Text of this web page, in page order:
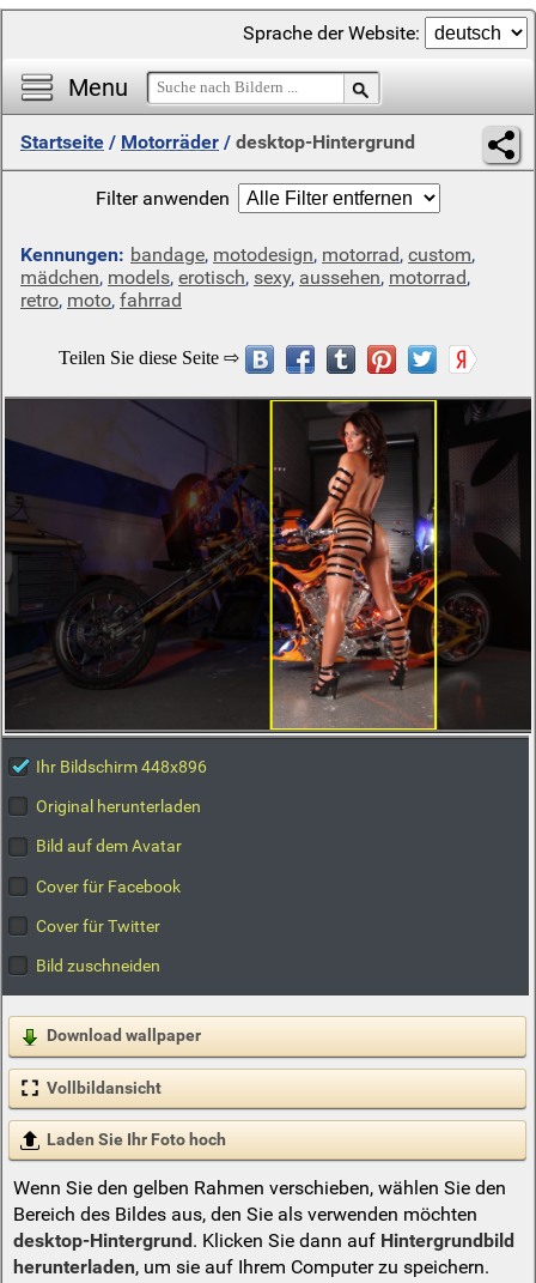
Menu
Sprache der Website:
Startseite / Motorräder / desktop-Hintergrund
Filter anwenden
Kennungen: bandage, motodesign, motorrad, custom,
mädchen, models, erotisch, sexy, aussehen, motorrad,
retro, moto, fahrrad
Ihr Bildschirm 448x896
Original herunterladen
Bild auf dem Avatar
Cover für Facebook
Cover für Twitter
Bild zuschneiden
Download wallpaper
Vollbildansicht
Laden Sie Ihr Foto hoch
Wenn Sie den gelben Rahmen verschieben, wählen Sie den
Bereich des Bildes aus, den Sie als verwenden möchten
desktop-Hintergrund . Klicken Sie dann auf Hintergrundbild
herunterladen, um sie auf Ihrem Computer zu speichern.